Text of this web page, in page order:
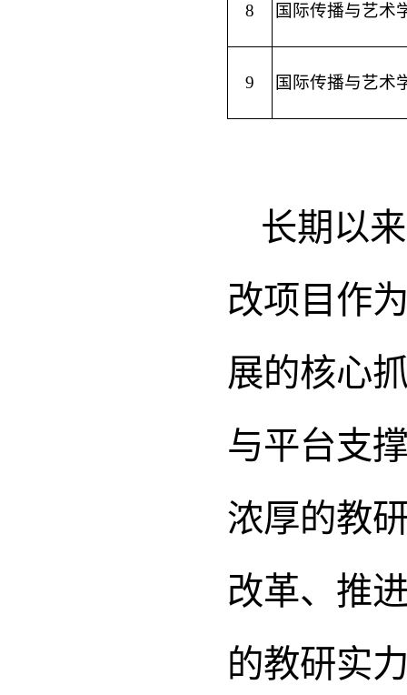
8 国际传播与艺术
9 国际传播与艺术
长期以
改项目作
展的核心
与平台支
浓厚的教
改革、推
的教研实